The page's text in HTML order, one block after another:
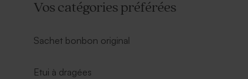
Vos catégories préférées
Sachet bonbon original
Etui à dragées